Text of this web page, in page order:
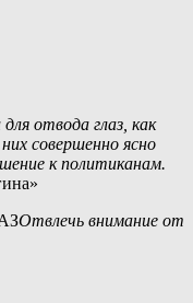
отвода глаз, как
совершенно ясно
к политиканам.
Отвлечь внимание от